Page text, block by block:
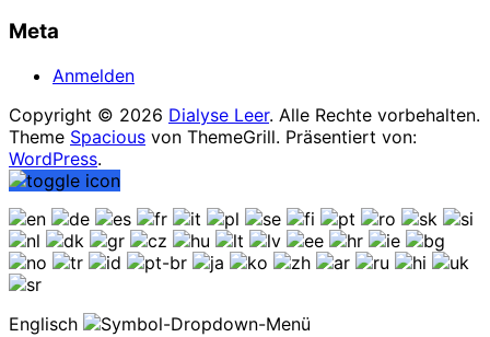
Meta
Anmelden
Copyright © 2026 Dialyse Leer. Alle Rechte vorbehalten.
Theme Spacious von ThemeGrill. Präsentiert von:
WordPress.
Englisch